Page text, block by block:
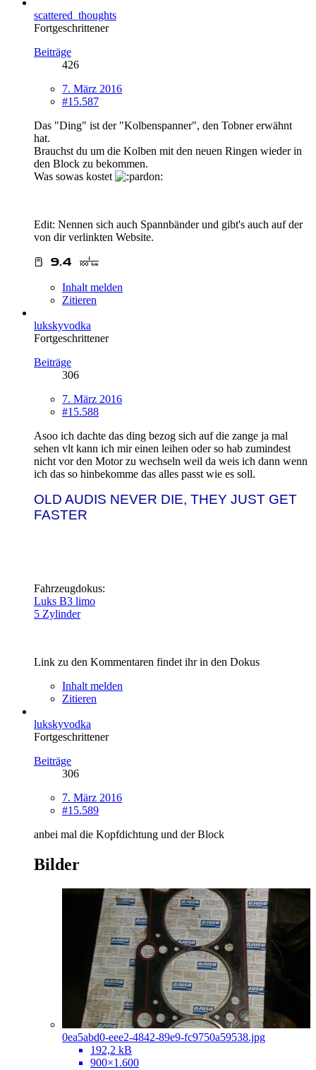
scattered_thoughts
Fortgeschrittener
Beiträge
426
7. März 2016
#15.587
Das "Ding" ist der "Kolbenspanner", den Tobner erwähnt
hat.
Brauchst du um die Kolben mit den neuen Ringen wieder in
den Block zu bekommen.
Was sowas kostet
Edit: Nennen sich auch Spannbänder und gibt's auch auf der
von dir verlinkten Website.
Inhalt melden
Zitieren
lukskyvodka
Fortgeschrittener
Beiträge
306
7. März 2016
#15.588
Asoo ich dachte das ding bezog sich auf die zange ja mal
sehen vlt kann ich mir einen leihen oder so hab zumindest
nicht vor den Motor zu wechseln weil da weis ich dann wenn
ich das so hinbekomme das alles passt wie es soll.
OLD AUDIS NEVER DIE, THEY JUST GET
FASTER
Fahrzeugdokus:
Luks B3 limo
5 Zylinder
Link zu den Kommentaren findet ihr in den Dokus
Inhalt melden
Zitieren
lukskyvodka
Fortgeschrittener
Beiträge
306
7. März 2016
#15.589
anbei mal die Kopfdichtung und der Block
Bilder
0ea5abd0-eee2-4842-89e9-fc9750a59538.jpg
192,2 kB
900×1.600